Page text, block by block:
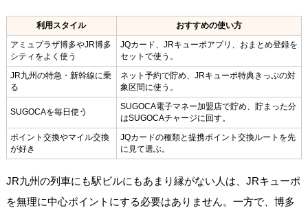
利用スタイル
おすすめの使い方
アミュプラザ博多やJR博多
シティをよく使う
JQカード、JRキューポアプリ、おまとめ登録を
セットで使う。
JR九州の特急・新幹線に乗
る
ネット予約で貯め、JRキューポ特典きっぷの対
象区間に使う。
SUGOCAを毎日使う
SUGOCA電子マネー加盟店で貯め、貯まった分
はSUGOCAチャージに回す。
ポイント交換やマイル交換
が好き
JQカードの種類と提携ポイント交換ルートを先
に見て選ぶ。
JR九州の列車にも駅ビルにもあまり縁がない人は、JRキューポ
を無理に中心ポイントにする必要はありません。一方で、博多